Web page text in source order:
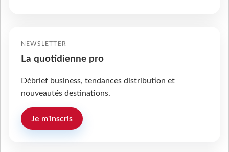
NEWSLETTER
La quotidienne pro
Débrief business, tendances distribution et
nouveautés destinations.
Je m'inscris